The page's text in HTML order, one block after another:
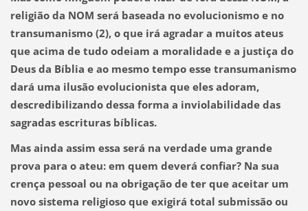
religião da NOM será baseada no evolucionismo e no
transumanismo (2), o que irá agradar a muitos ateus
que acima de tudo odeiam a moralidade e a justiça do
Deus da Bíblia e ao mesmo tempo esse transumanismo
dará uma ilusão evolucionista que eles adoram,
descredibilizando dessa forma a inviolabilidade das
sagradas escrituras bíblicas.
Mas ainda assim essa será na verdade uma grande
prova para o ateu: em quem deverá confiar? Na sua
crença pessoal ou na obrigação de ter que aceitar um
novo sistema religioso que exigirá total submissão ou